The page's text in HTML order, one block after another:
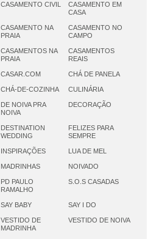
CASAMENTO CIVIL
CASAMENTO EM
CASA
CASAMENTO NA
PRAIA
CASAMENTO NO
CAMPO
CASAMENTOS NA
PRAIA
CASAMENTOS
REAIS
CASAR.COM CHÁ DE PANELA
CHÁ-DE-COZINHA CULINÁRIA
DE NOIVA PRA
NOIVA
DECORAÇÃO
DESTINATION
WEDDING
FELIZES PARA
SEMPRE
INSPIRAÇÕES LUA DE MEL
MADRINHAS NOIVADO
PD PAULO
RAMALHO
S.O.S CASADAS
SAY BABY SAY I DO
VESTIDO DE
MADRINHA
VESTIDO DE NOIVA